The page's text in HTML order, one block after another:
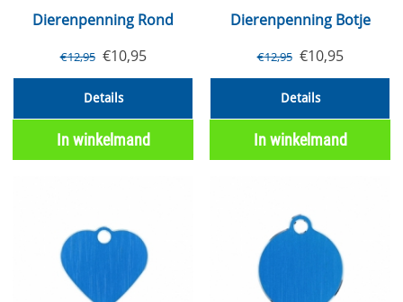
Dierenpenning Rond
€12,95 €10,95
Details
In winkelmand
Dierenpenning Botje
€12,95 €10,95
Details
In winkelmand